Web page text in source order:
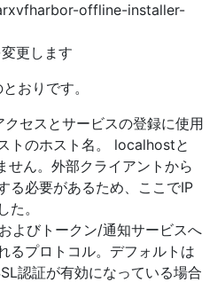
offline-installer-
更します
おりです。
セスとサービスの登録に使用
トのホスト名。 localhostと
せん。外部クライアントから
る必要があるため、ここでIP
た。
よびトークン/通知サービスへ
るプロトコル。デフォルトは
認証が有効になっている場合